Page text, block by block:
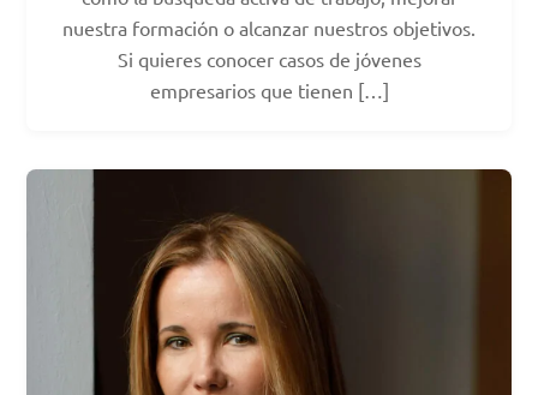
nuestra formación o alcanzar nuestros objetivos.
Si quieres conocer casos de jóvenes
empresarios que tienen […]